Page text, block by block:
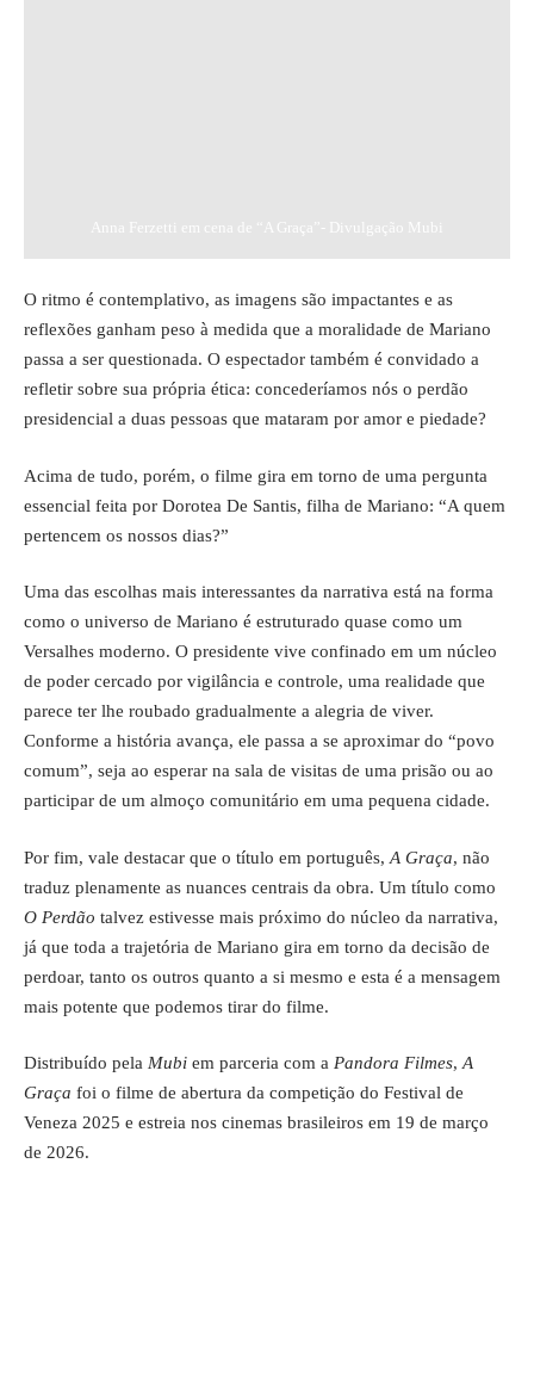
Anna Ferzetti em cena de “A Graça”- Divulgação Mubi
O ritmo é contemplativo, as imagens são impactantes e as
reflexões ganham peso à medida que a moralidade de Mariano
passa a ser questionada. O espectador também é convidado a
refletir sobre sua própria ética: concederíamos nós o perdão
presidencial a duas pessoas que mataram por amor e piedade?
Acima de tudo, porém, o filme gira em torno de uma pergunta
essencial feita por Dorotea De Santis, filha de Mariano: “A quem
pertencem os nossos dias?”
Uma das escolhas mais interessantes da narrativa está na forma
como o universo de Mariano é estruturado quase como um
Versalhes moderno. O presidente vive confinado em um núcleo
de poder cercado por vigilância e controle, uma realidade que
parece ter lhe roubado gradualmente a alegria de viver.
Conforme a história avança, ele passa a se aproximar do “povo
comum”, seja ao esperar na sala de visitas de uma prisão ou ao
participar de um almoço comunitário em uma pequena cidade.
Por fim, vale destacar que o título em português, A Graça, não
traduz plenamente as nuances centrais da obra. Um título como
O Perdão talvez estivesse mais próximo do núcleo da narrativa,
já que toda a trajetória de Mariano gira em torno da decisão de
perdoar, tanto os outros quanto a si mesmo e esta é a mensagem
mais potente que podemos tirar do filme.
Distribuído pela Mubi em parceria com a Pandora Filmes, A
Graça foi o filme de abertura da competição do Festival de
Veneza 2025 e estreia nos cinemas brasileiros em 19 de março
de 2026.